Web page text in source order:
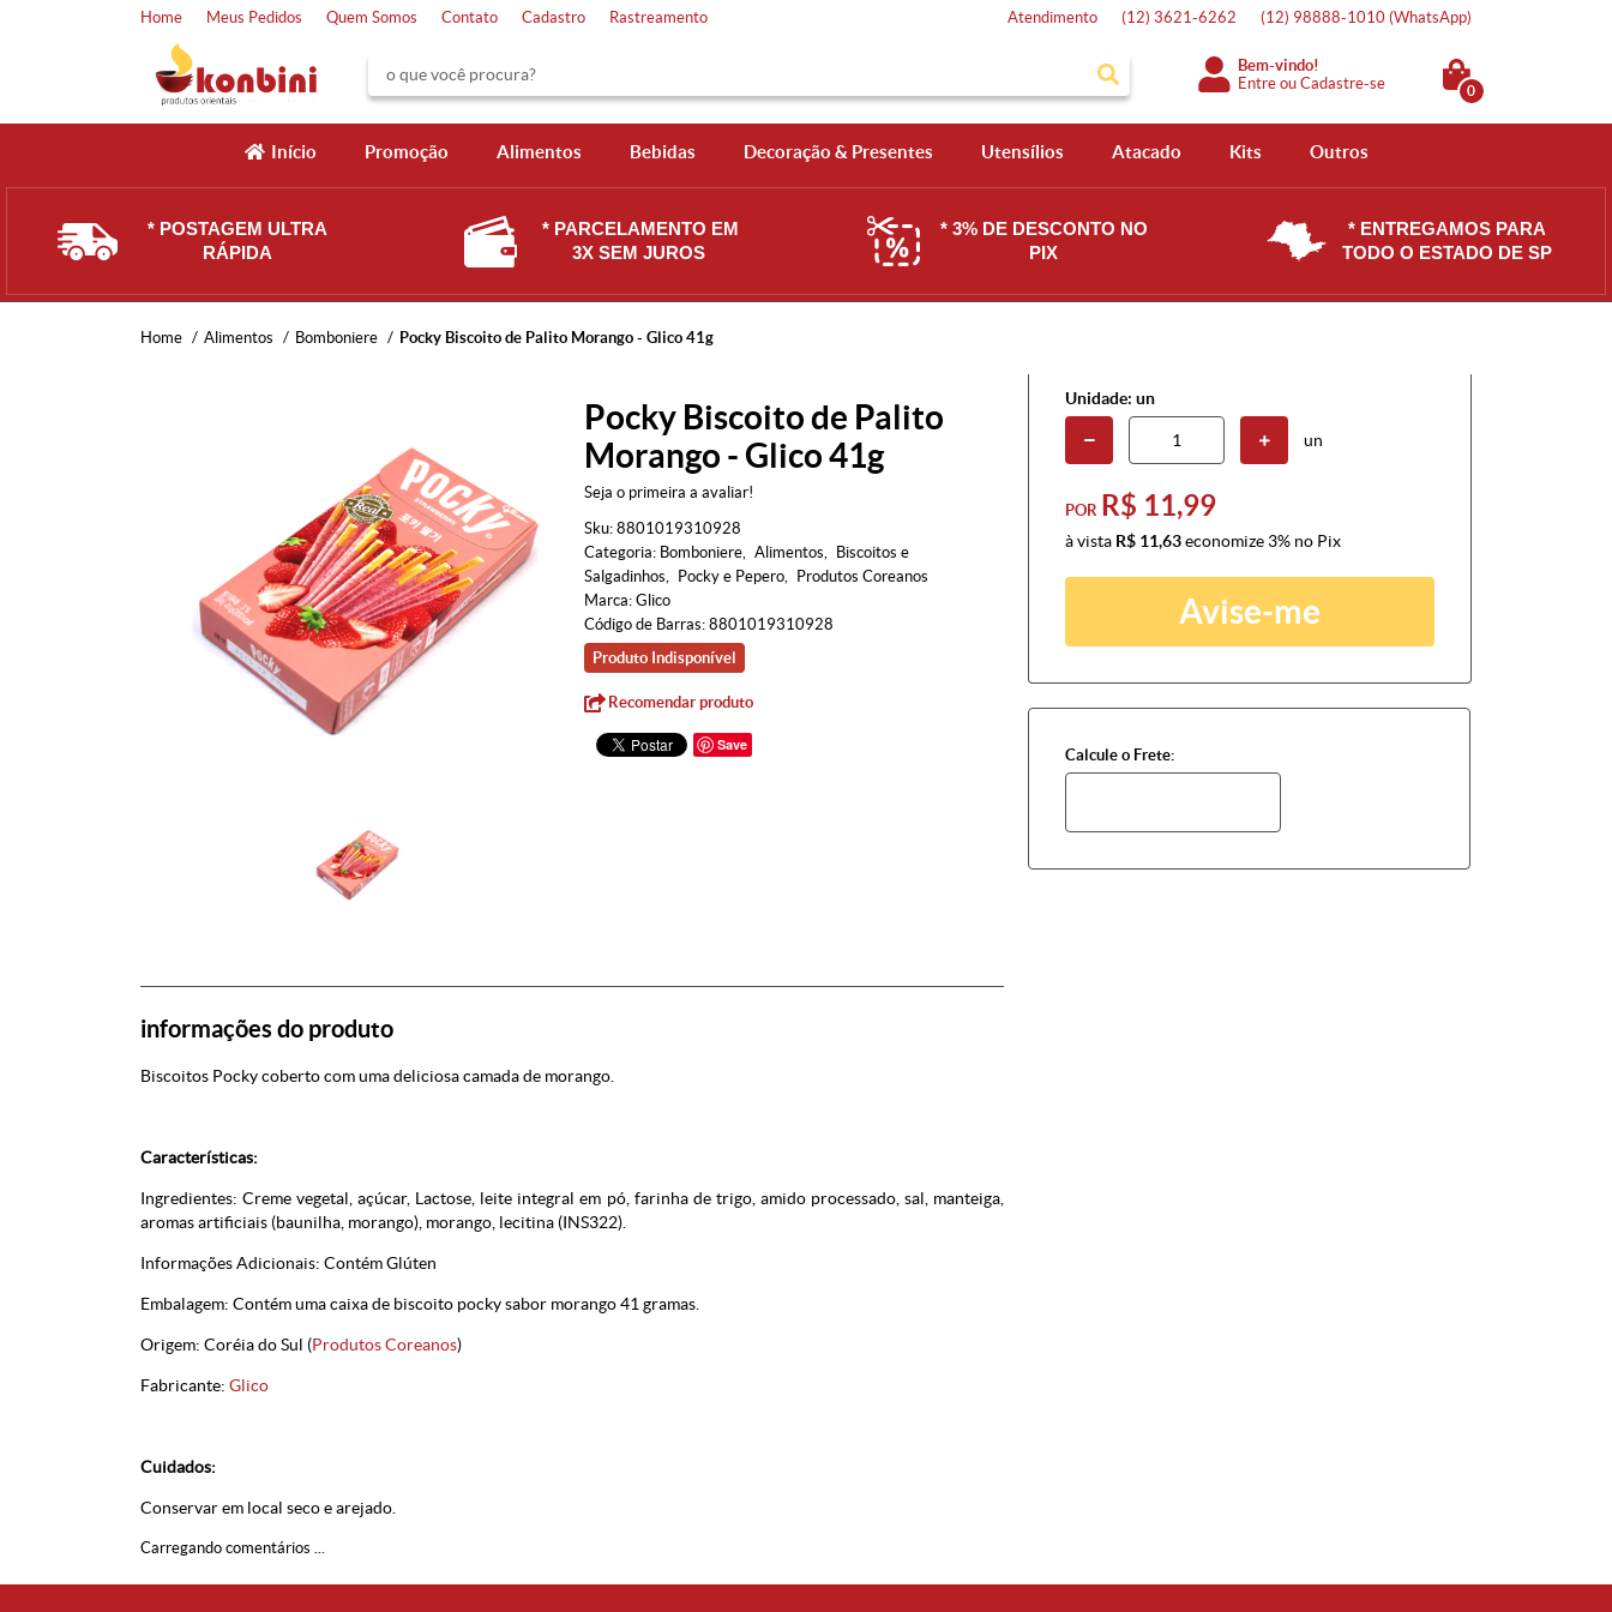
Home Meus Pedidos Quem Somos Contato Cadastro Rastreamento Atendimento (12) 3621-6262 (12) 98888-1010 (WhatsApp)
Bem-vindo!
Entre ouCadastre-se 0
Início Promoção Alimentos Bebidas Decoração & Presentes Utensílios Atacado Kits Outros
* POSTAGEM ULTRA
RÁPIDA
* PARCELAMENTO EM
3X SEM JUROS
* 3% DE DESCONTO NO
PIX
* ENTREGAMOS PARA
TODO O ESTADO DE SP
Home Alimentos Bomboniere Pocky Biscoito de Palito Morango - Glico 41g
Pocky Biscoito de Palito
Morango - Glico 41g
Seja o primeira a avaliar!
Sku: 8801019310928
Categoria: Bomboniere Alimentos
Biscoitos e
Salgadinhos
Pocky e Pepero
Produtos Coreanos
Marca: Glico
Código de Barras: 8801019310928
Produto Indisponível
Recomendar produto
Save
Unidade: un
un
POR R$ 11,99
à vista R$ 11,63economize 3% no Pix
Avise-me
Calcule o Frete:
informações do produto
Biscoitos Pocky coberto com uma deliciosa camada de morango.
Características:
Ingredientes: Creme vegetal, açúcar, Lactose, leite integral em pó, farinha de trigo, amido processado, sal, manteiga,
aromas artificiais (baunilha, morango), morango, lecitina (INS322).
Informações Adicionais: Contém Glúten
Embalagem: Contém uma caixa de biscoito pocky sabor morango 41 gramas.
Origem: Coréia do Sul (Produtos Coreanos)
Fabricante: Glico
Cuidados:
Conservar em local seco e arejado.
Carregando comentários ...